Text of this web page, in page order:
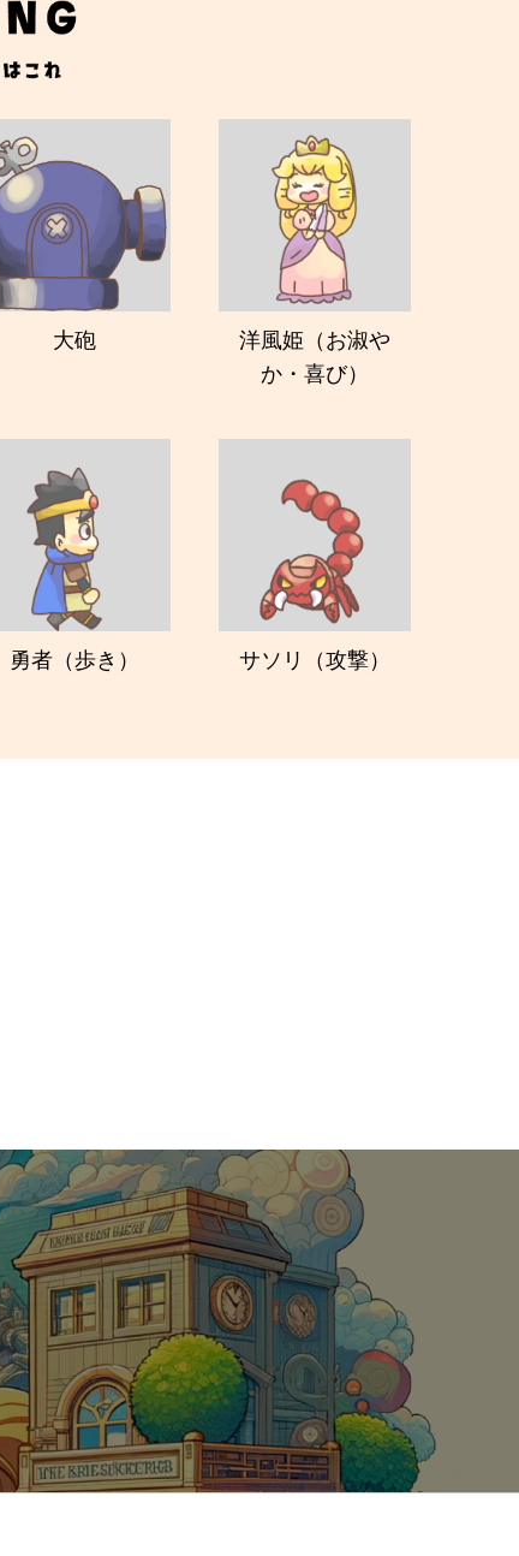
大砲
洋風姫（お淑や
か・喜び）
勇者（歩き） サソリ（攻撃）